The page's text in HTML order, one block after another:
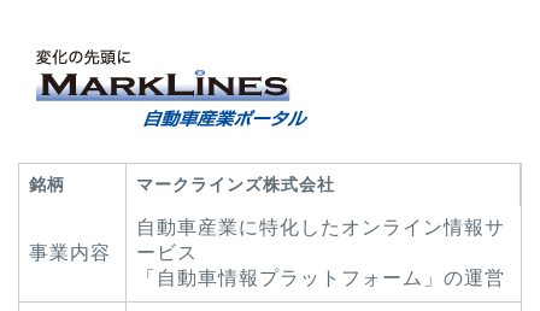
銘柄 マークラインズ株式会社
事業内容
自動車産業に特化したオンライン情報サ
ービス
「自動車情報プラットフォーム」の運営